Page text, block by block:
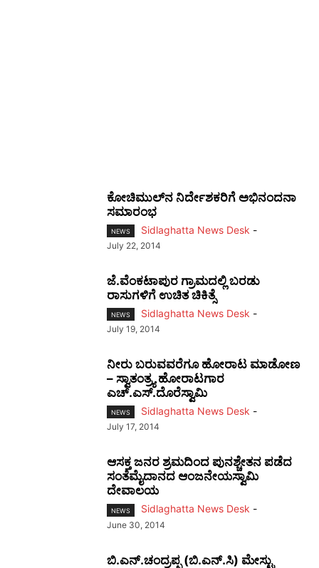
ಕೋಚಿಮುಲ್‌ನ ನಿರ್ದೇಶಕರಿಗೆ ಅಭಿನಂದನಾ
ಸಮಾರಂಭ
NEWS Sidlaghatta News Desk -
July 22, 2014
ಜೆ.ವೆಂಕಟಾಪುರ ಗ್ರಾಮದಲ್ಲಿ ಬರಡು
ರಾಸುಗಳಿಗೆ ಉಚಿತ ಚಿಕಿತ್ಸೆ
NEWS Sidlaghatta News Desk -
July 19, 2014
ನೀರು ಬರುವವರೆಗೂ ಹೋರಾಟ ಮಾಡೋಣ
– ಸ್ವಾತಂತ್ರ್ಯ ಹೋರಾಟಗಾರ
ಎಚ್‌.ಎಸ್‌.ದೊರೆಸ್ವಾಮಿ
NEWS Sidlaghatta News Desk -
July 17, 2014
ಆಸಕ್ತ ಜನರ ಶ್ರಮದಿಂದ ಪುನಶ್ಚೇತನ ಪಡೆದ
ಸಂತೆಮೈದಾನದ ಆಂಜನೇಯಸ್ವಾಮಿ
ದೇವಾಲಯ
NEWS Sidlaghatta News Desk -
June 30, 2014
ಬಿ.ಎನ್.ಚಂದ್ರಪ್ಪ (ಬಿ.ಎನ್.ಸಿ) ಮೇಸ್ಟ್ರು